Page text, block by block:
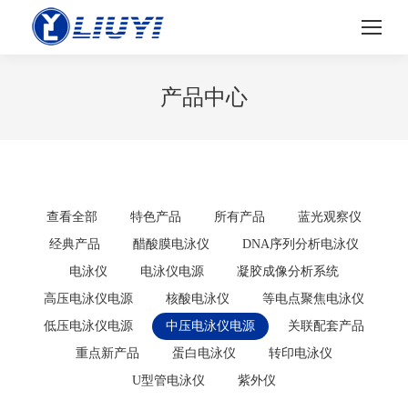
产品中心
查看全部 特色产品 所有产品
蓝光观察仪
经典产品
醋酸膜电泳仪
DNA序列分析电泳仪
电泳仪
电泳仪电源
凝胶成像分析系统
高压电泳仪电源
核酸电泳仪
等电点聚焦电泳仪
低压电泳仪电源
中压电泳仪电源
关联配套产品
重点新产品
蛋白电泳仪
转印电泳仪
U型管电泳仪
紫外仪